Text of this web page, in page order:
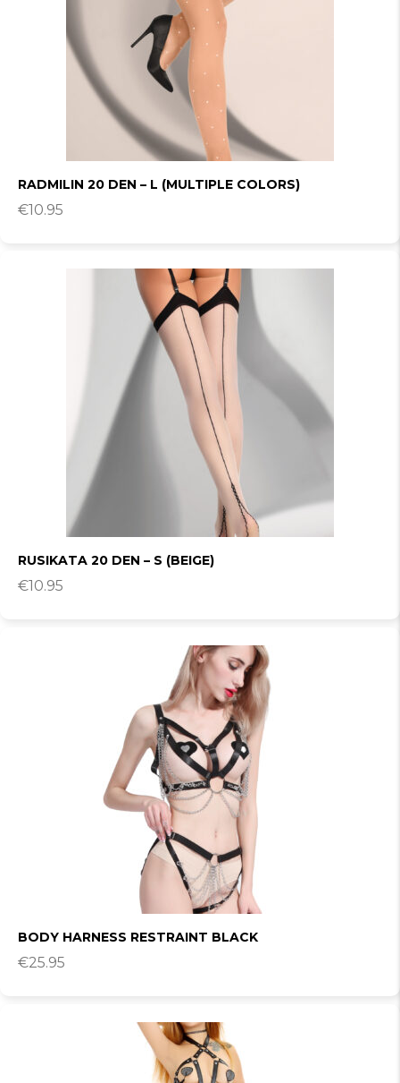
RADMILIN 20 DEN – L (MULTIPLE COLORS)
€10.95
RUSIKATA 20 DEN – S (BEIGE)
€10.95
BODY HARNESS RESTRAINT BLACK
€25.95